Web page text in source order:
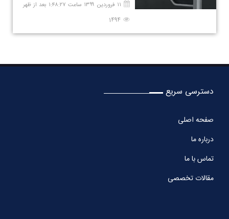
۱۱ فروردین ۱۳۹۹ ساعت ۱:۴۸:۲۷ بعد از ظهر
1494
دسترسی سریع
صفحه اصلی
درباره ما
تماس با ما
مقالات تخصصی